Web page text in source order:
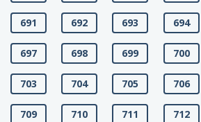
691 692 693 694
697 698 699 700
703 704 705 706
709 710 711 712